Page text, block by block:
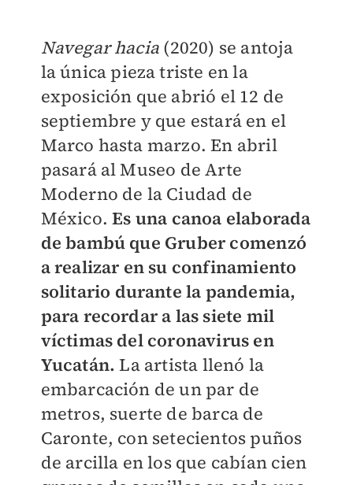
Navegar hacia (2020) se antoja
la única pieza triste en la
exposición que abrió el 12 de
septiembre y que estará en el
Marco hasta marzo. En abril
pasará al Museo de Arte
Moderno de la Ciudad de
México.Es una canoa elaborada
de bambú que Gruber comenzó
a realizar en su confinamiento
solitario durante la pandemia,
para recordar a las siete mil
víctimas del coronavirus en
Yucatán. La artista llenó la
embarcación de un par de
metros, suerte de barca de
Caronte, con setecientos puños
de arcilla en los que cabían cien